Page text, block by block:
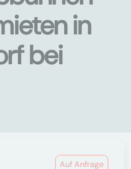
in
bei
Auf Anfrage